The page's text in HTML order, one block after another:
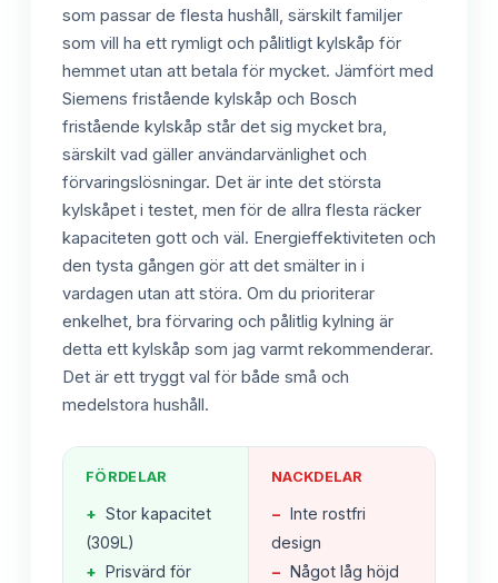
som passar de flesta hushåll, särskilt familjer
som vill ha ett rymligt och pålitligt kylskåp för
hemmet utan att betala för mycket. Jämfört med
Siemens fristående kylskåp och Bosch
fristående kylskåp står det sig mycket bra,
särskilt vad gäller användarvänlighet och
förvaringslösningar. Det är inte det största
kylskåpet i testet, men för de allra flesta räcker
kapaciteten gott och väl. Energieffektiviteten och
den tysta gången gör att det smälter in i
vardagen utan att störa. Om du prioriterar
enkelhet, bra förvaring och pålitlig kylning är
detta ett kylskåp som jag varmt rekommenderar.
Det är ett tryggt val för både små och
medelstora hushåll.
FÖRDELAR
+ Stor kapacitet
(309L)
+ Prisvärd för
NACKDELAR
− Inte rostfri
design
− Något låg höjd